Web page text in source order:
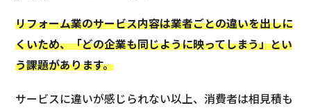
リフォーム業のサービス内容は業者ごとの違いを出しに
くいため、「どの企業も同じように映ってしまう」とい
う課題があります。
サービスに違いが感じられない以上、消費者は相見積も